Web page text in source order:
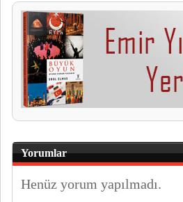
Yorumlar
Henüz yorum yapılmadı.